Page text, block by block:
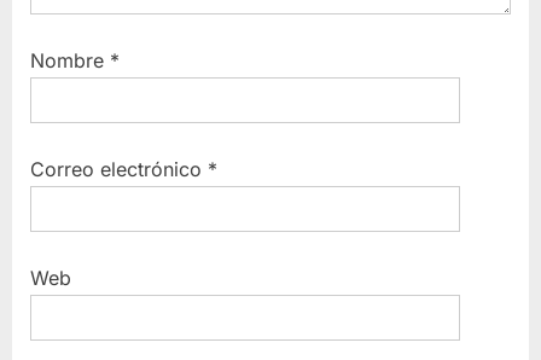
Nombre *
Correo electrónico *
Web